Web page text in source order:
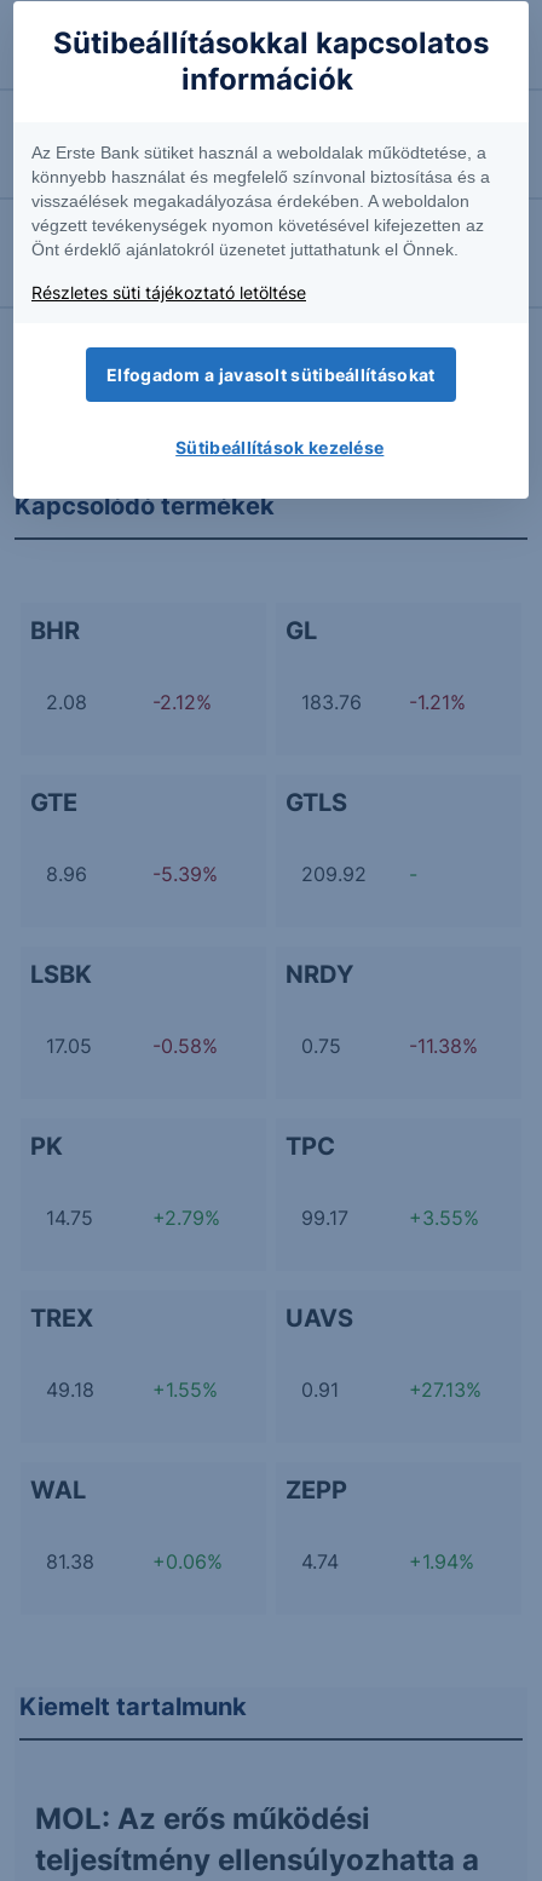
2025.09.24. 09:39
Az Alibaba rengeteg pénzt önt AI-fejlesztésekbe
2025.05.14. 08:43
Advisory és Elemzői Nézőpont - 2025.05.13.
2025.03.05. 07:35
Advisory és Elemzői Nézőpont - 2025.03.04.
További Erste elemzések
Kapcsolódó termékek
BHR
2.08 -2.12%
GL
183.76 -1.21%
GTE
8.96 -5.39%
GTLS
209.92 -
LSBK
17.05 -0.58%
NRDY
0.75 -11.38%
PK
14.75 +2.79%
TPC
99.17 +3.55%
TREX
49.18 +1.55%
UAVS
0.91 +27.13%
WAL
81.38 +0.06%
ZEPP
4.74 +1.94%
Kiemelt tartalmunk
MOL: Az erős működési
teljesítmény ellensúlyozhatta a
Sütibeállításokkal kapcsolatos
információk
Az Erste Bank sütiket használ a weboldalak működtetése, a
könnyebb használat és megfelelő színvonal biztosítása és a
visszaélések megakadályozása érdekében. A weboldalon
végzett tevékenységek nyomon követésével kifejezetten az
Önt érdeklő ajánlatokról üzenetet juttathatunk el Önnek.
Részletes süti tájékoztató letöltése
Elfogadom a javasolt sütibeállításokat
Sütibeállítások kezelése